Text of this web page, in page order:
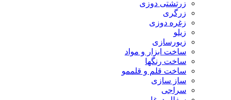
زرتشتی دوزی
زرگری
زغره دوزی
زیلو
زیورسازی
ساخت ابزار و مواد
ساخت رنگها
ساخت قلم و قلممو
ساز سازی
سراجی